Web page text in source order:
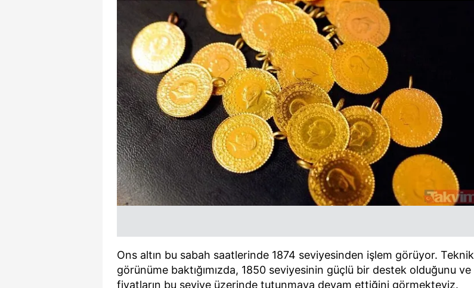
Ons altın bu sabah saatlerinde 1874 seviyesinden işlem görüyor. Teknik
görünüme baktığımızda, 1850 seviyesinin güçlü bir destek olduğunu ve
fiyatların bu seviye üzerinde tutunmaya devam ettiğini görmekteyiz.